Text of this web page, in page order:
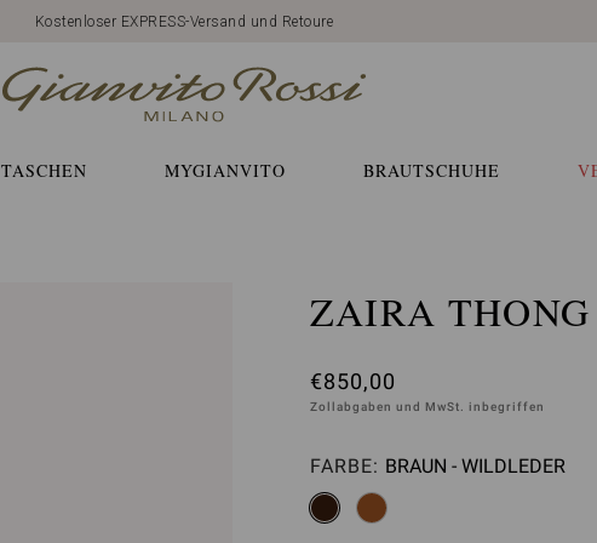
Kostenloser EXPRESS-Versand und Retoure
TASCHEN MYGIANVITO BRAUTSCHUHE
ZAIRA THONG
€850,00
Zollabgaben und MwSt. inbegriffen
FARBE: Bitte auswählen
BRAUN - WILDLEDER